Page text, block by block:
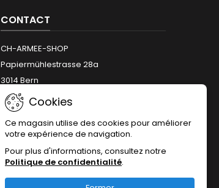
CONTACT
CH-ARMEE-SHOP
Papiermühlestrasse 28a
3014 Bern
Téléphone:
+41 (0)31 312 12 66
Email:
Cookies
Ce magasin utilise des cookies pour améliorer
votre expérience de navigation.
Pour plus d'informations, consultez notre
Politique de confidentialité.